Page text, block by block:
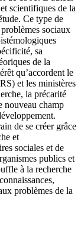
scientifiques de la
Ce type de
sociaux
sa
de la
qu’accordent le
et les ministères
la précarité
nouveau champ
de se créer grâce
et
sociales et de
publics et
à la recherche
problèmes de la